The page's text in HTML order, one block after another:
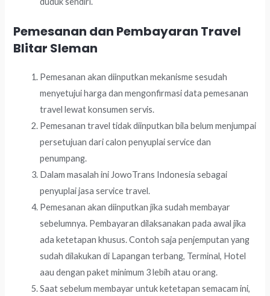
Pemesanan dan Pembayaran Travel
Blitar Sleman
Pemesanan akan diinputkan mekanisme sesudah
menyetujui harga dan mengonfirmasi data pemesanan
travel lewat konsumen servis.
Pemesanan travel tidak diinputkan bila belum menjumpai
persetujuan dari calon penyuplai service dan
penumpang.
Dalam masalah ini JowoTrans Indonesia sebagai
penyuplai jasa service travel.
Pemesanan akan diinputkan jika sudah membayar
sebelumnya. Pembayaran dilaksanakan pada awal jika
ada ketetapan khusus. Contoh saja penjemputan yang
sudah dilakukan di Lapangan terbang, Terminal, Hotel
aau dengan paket minimum 3 lebih atau orang.
Saat sebelum membayar untuk ketetapan semacam ini,